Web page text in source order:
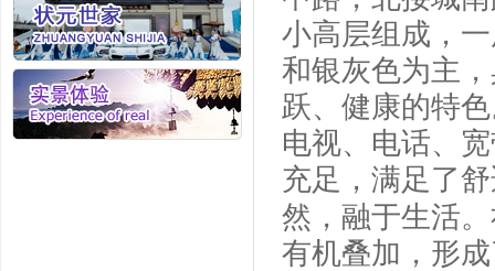
小高层组成，
和银灰色为主
跃、健康的特
电视、电话、
充足，满足了
然，融于生活
有机叠加，形